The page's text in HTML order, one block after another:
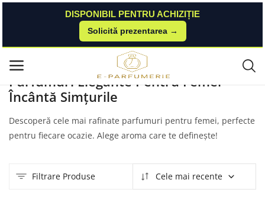
DISPONIBIL PENTRU ACHIZIȚIE
Solicită prezentarea →
Meniu principal
Categorii
Acasă
Parfumuri Pentru Femei
Parfumuri Elegante Pentru Femei -
Încântă Simțurile
Descoperă cele mai rafinate parfumuri pentru femei, perfecte
pentru fiecare ocazie. Alege aroma care te definește!
Filtrare Produse Cele mai recente